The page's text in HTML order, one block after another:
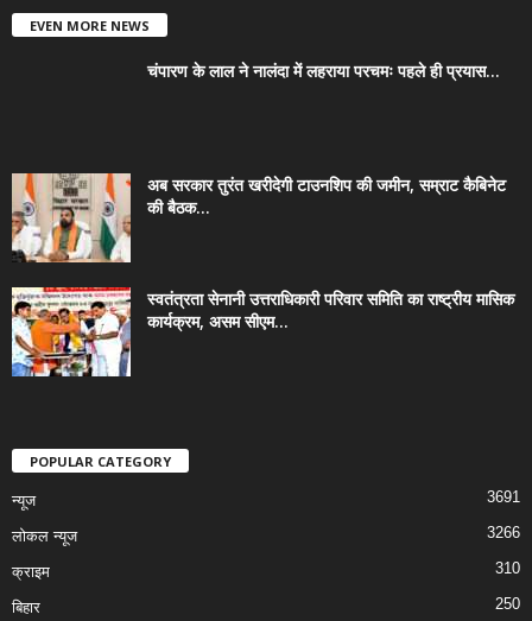
EVEN MORE NEWS
चंपारण के लाल ने नालंदा में लहराया परचमः पहले ही प्रयास...
अब सरकार तुरंत खरीदेगी टाउनशिप की जमीन, सम्राट कैबिनेट
की बैठक...
स्वतंत्रता सेनानी उत्तराधिकारी परिवार समिति का राष्ट्रीय मासिक
कार्यक्रम, असम सीएम...
POPULAR CATEGORY
न्यूज 3691
लोकल न्यूज 3266
क्राइम 310
बिहार 250